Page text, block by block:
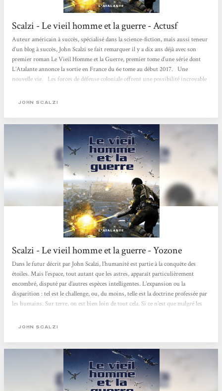
Scalzi - Le vieil homme et la guerre - Actusf
Auteur américain à succès, spécialisé dans la science-fiction, mais aussi teneur
d’un blog à succès, John Scalzi se fait remarquer il y a dix ans déjà avec son
premier roman Le Vieil Homme et la Guerre, premier tome d’une série dont
L’Atalante annonce la sortie en France du 6e tome au début 2017. Une
nouvelle vie. Les forces de défense coloniale offrent une possibilité incroyable
la Terre, et de s’engager pour défendre les intérêts...
JOHN SCALZI
Scalzi - Le vieil homme et la guerre - Yozone
Dans le futur décrit par John Scalzi, l’humanité est partie à la conquête des
étoiles. Mais l’espace, tout autant que les astres, apparaît particulièrement
encombré, disputé par d’autres espèces intelligentes. L’expansion ou la
disparition : tel est le challenge, ou, du moins, telle est la doctrine professée par
les humains. Sur terre, on est bien loin de tout cela. Si ce n’est que malgré les
gauche. Une seule échappatoire, pour ceux qui ont envie de tenter l’aventure...
JOHN SCALZI